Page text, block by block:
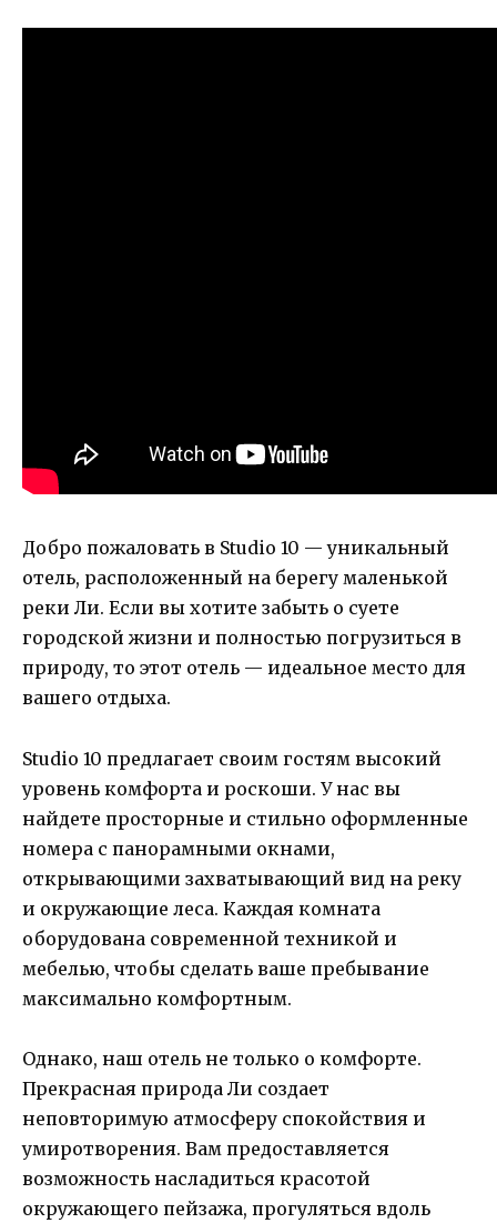
Добро пожаловать в Studio 10 — уникальный
отель, расположенный на берегу маленькой
реки Ли. Если вы хотите забыть о суете
городской жизни и полностью погрузиться в
природу, то этот отель — идеальное место для
вашего отдыха.
Studio 10 предлагает своим гостям высокий
уровень комфорта и роскоши. У нас вы
найдете просторные и стильно оформленные
номера с панорамными окнами,
открывающими захватывающий вид на реку
и окружающие леса. Каждая комната
оборудована современной техникой и
мебелью, чтобы сделать ваше пребывание
максимально комфортным.
Однако, наш отель не только о комфорте.
Прекрасная природа Ли создает
неповторимую атмосферу спокойствия и
умиротворения. Вам предоставляется
возможность насладиться красотой
окружающего пейзажа, прогуляться вдоль